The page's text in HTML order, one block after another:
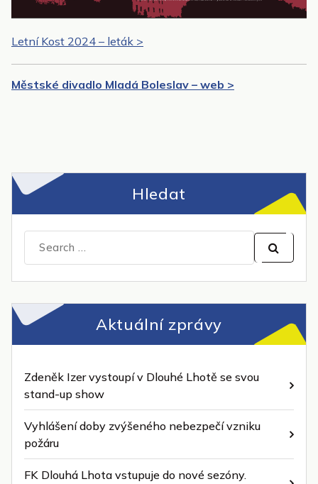
Letní Kost 2024 – leták >
Městské divadlo Mladá Boleslav – web >
Hledat
Aktuální zprávy
Zdeněk Izer vystoupí v Dlouhé Lhotě se svou
stand-up show
Vyhlášení doby zvýšeného nebezpečí vzniku
požáru
FK Dlouhá Lhota vstupuje do nové sezóny.